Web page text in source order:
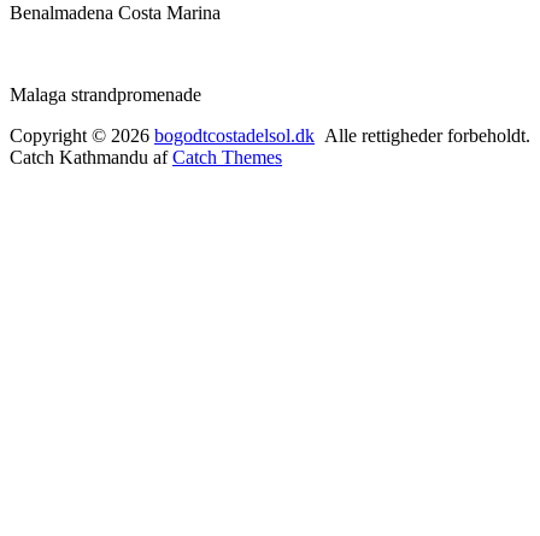
Benalmadena Costa Marina
Malaga strandpromenade
Copyright © 2026 bogodtcostadelsol.dk Alle rettigheder forbeholdt.
Catch Kathmandu afCatch Themes